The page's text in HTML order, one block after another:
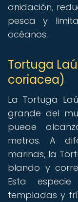
anidación,
pesca y
océanos.
Tortuga
coriacea)
La Tortuga
grande del
puede
metros. A
marinas, la
blando y
Esta
templadas y